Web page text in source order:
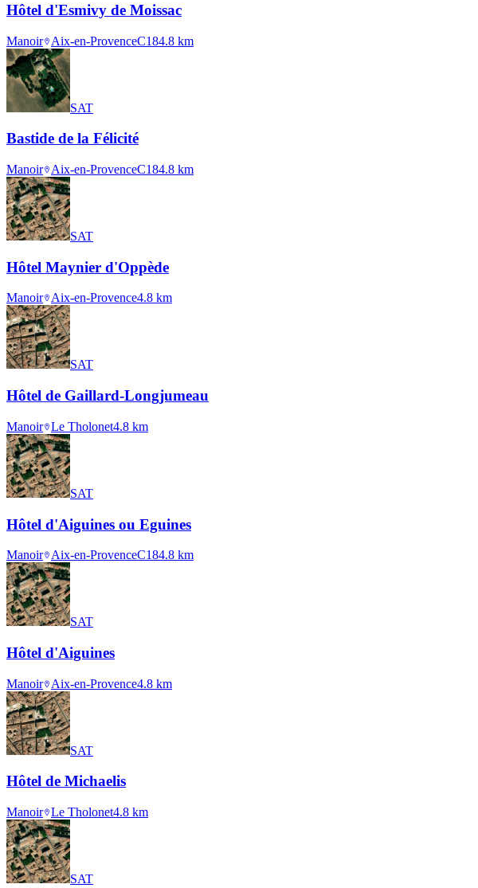
Hôtel d'Esmivy de Moissac
Manoir Aix-en-ProvenceC184.8 km
SAT
Bastide de la Félicité
Manoir Aix-en-ProvenceC184.8 km
SAT
Hôtel Maynier d'Oppède
Manoir Aix-en-Provence4.8 km
SAT
Hôtel de Gaillard-Longjumeau
Manoir Le Tholonet4.8 km
SAT
Hôtel d'Aiguines ou Eguines
Manoir Aix-en-ProvenceC184.8 km
SAT
Hôtel d'Aiguines
Manoir Aix-en-Provence4.8 km
SAT
Hôtel de Michaelis
Manoir Le Tholonet4.8 km
SAT